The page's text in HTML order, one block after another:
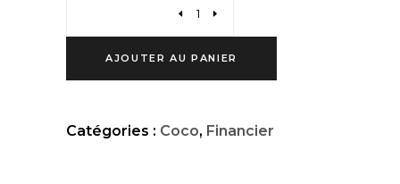
AJOUTER AU PANIER
Catégories : Coco, Financier